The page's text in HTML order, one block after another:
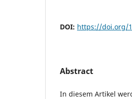
DOI: https://doi.org/
Abstract
In diesem Artikel